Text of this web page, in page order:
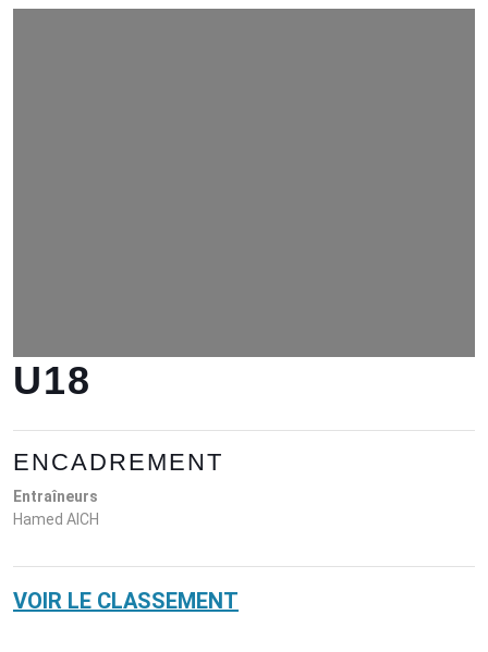
U18
ENCADREMENT
Entraîneurs
Hamed AICH
VOIR LE CLASSEMENT